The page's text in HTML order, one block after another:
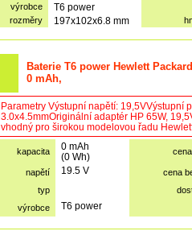
výrobce
T6 power
rozměry 197x102x6.8 mm
Baterie T6 power Hewlett
0 mAh,
Parametry Výstupní napětí: 19,5VVýstupní
3.0x4.5mmOriginální adaptér HP 65W,
vhodný pro širokou modelovou řadu
kapacita
0 mAh
(0 Wh)
napětí 19.5 V
cena
typ
výrobce
T6 power